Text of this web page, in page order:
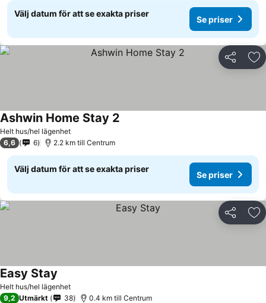
Välj datum för att se exakta priser
Se priser
Dela
Helt hus/hel lägenhet
Ashwin Home Stay 2
6,6 6 2.2 km till Centrum
Välj datum för att se exakta priser
Se priser
Dela
Helt hus/hel lägenhet
Easy Stay
9,2 Utmärkt 38 0.4 km till Centrum